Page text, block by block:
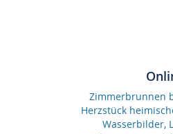
Zimmerbrunnen
Herzstück
Wasserbilder,